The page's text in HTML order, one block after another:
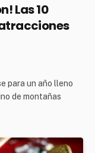
Las 10
para un año lleno
de montañas